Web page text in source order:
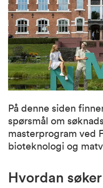
På denne siden
spørsmål om
masterprogram ved
bioteknologi og
Hvordan